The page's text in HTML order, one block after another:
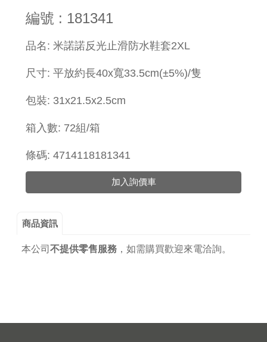
編號 : 181341
品名: 米諾諾反光止滑防水鞋套2XL
尺寸: 平放約長40x寬33.5cm(±5%)/隻
包裝: 31x21.5x2.5cm
箱入數: 72組/箱
條碼: 4714118181341
加入詢價車
商品資訊
本公司 不提供零售服務， 如需購買歡迎來電洽詢。